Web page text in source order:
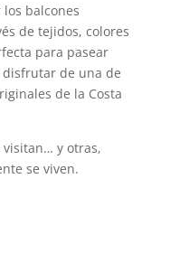
balcones
de tejidos, colores
para pasear
de una de
de la Costa
visitan… y otras,
se viven.